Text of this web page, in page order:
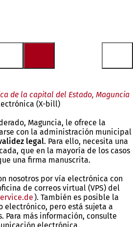
de la capital del Estado, Maguncia
(X-bill)
Maguncia, le ofrece la
con la administración municipal
legal. Para ello, necesita una
que en la mayoría de los casos
una firma manuscrita.
nosotros por vía electrónica con
de correos virtual (VPS) del
). También es posible la
electrónico, pero está sujeta a
Para más información, consulte